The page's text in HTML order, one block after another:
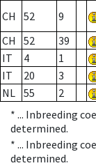
CH
52 9
CH
52 39
IT
4 1
IT
20 3
NL 55 2
* ... Inbreeding
determined.
* ... Inbreeding
determined.